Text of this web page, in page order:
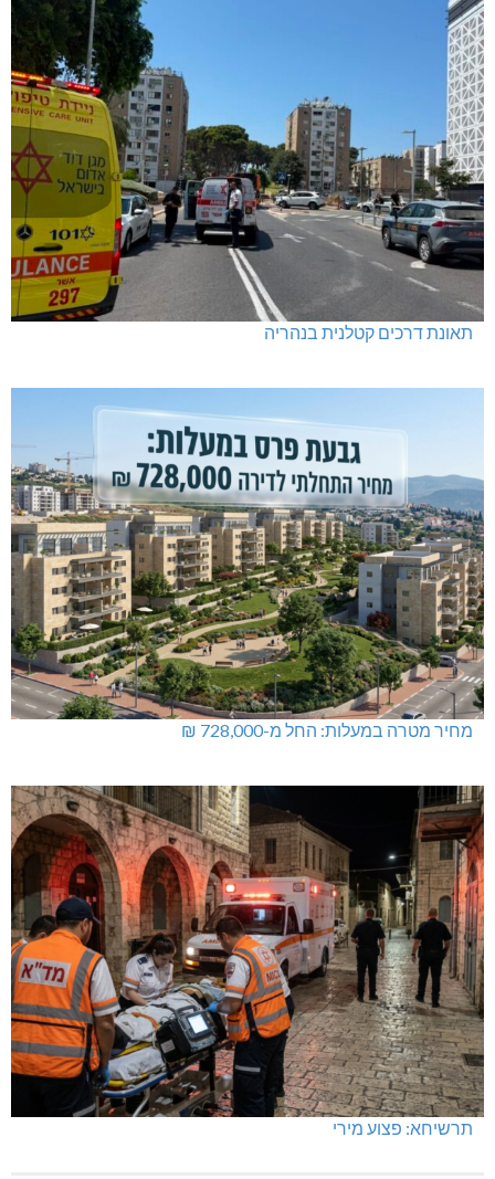
תאונת דרכים קטלנית בנהריה
מחיר מטרה במעלות: החל מ-728,000 ₪
תרשיחא: פצוע מירי